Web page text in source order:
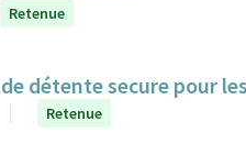
Retenue
détente secure pour
Retenue